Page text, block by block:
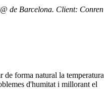
de Barcelona. Client: Conren
de forma natural la temperatura
d'humitat i millorant el